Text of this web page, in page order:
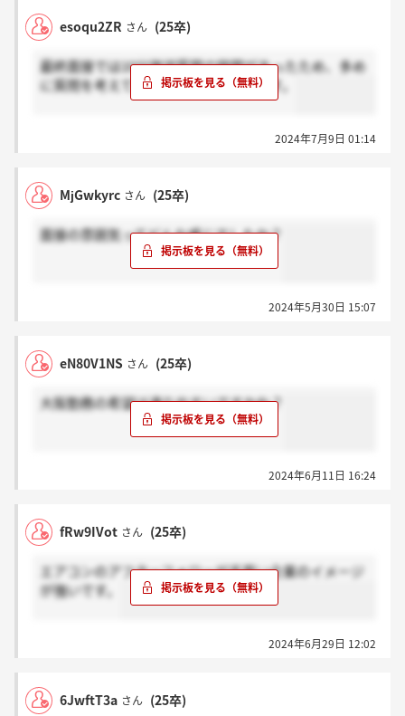
esoqu2ZR さん (25卒)
最終面接では10分強逆質問の時間があったため、多め
に質問を考えていくのが良いと思います。
2024年7月9日 01:14
MjGwkyrc さん (25卒)
面接の雰囲気ってどんな感じでしたか？
2024年5月30日 15:07
eN80V1NS さん (25卒)
大阪勤務の希望は通りやすいですかね？
2024年6月11日 16:24
fRw9IVot さん (25卒)
エアコンのアフターフォローが手厚い企業のイメージ
が強いです。
2024年6月29日 12:02
6JwftT3a さん (25卒)